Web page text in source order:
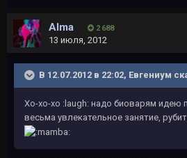
Alma 2 688
13 июля, 2012
В 12.07.2012 в 22:02, Евгениум
Хо-хо-хо :laugh: надо биоварям идею
весьма увлекательное занятие,